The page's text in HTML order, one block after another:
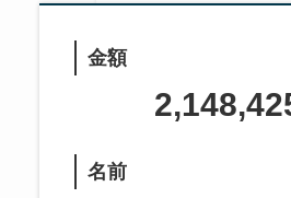
金額
名前